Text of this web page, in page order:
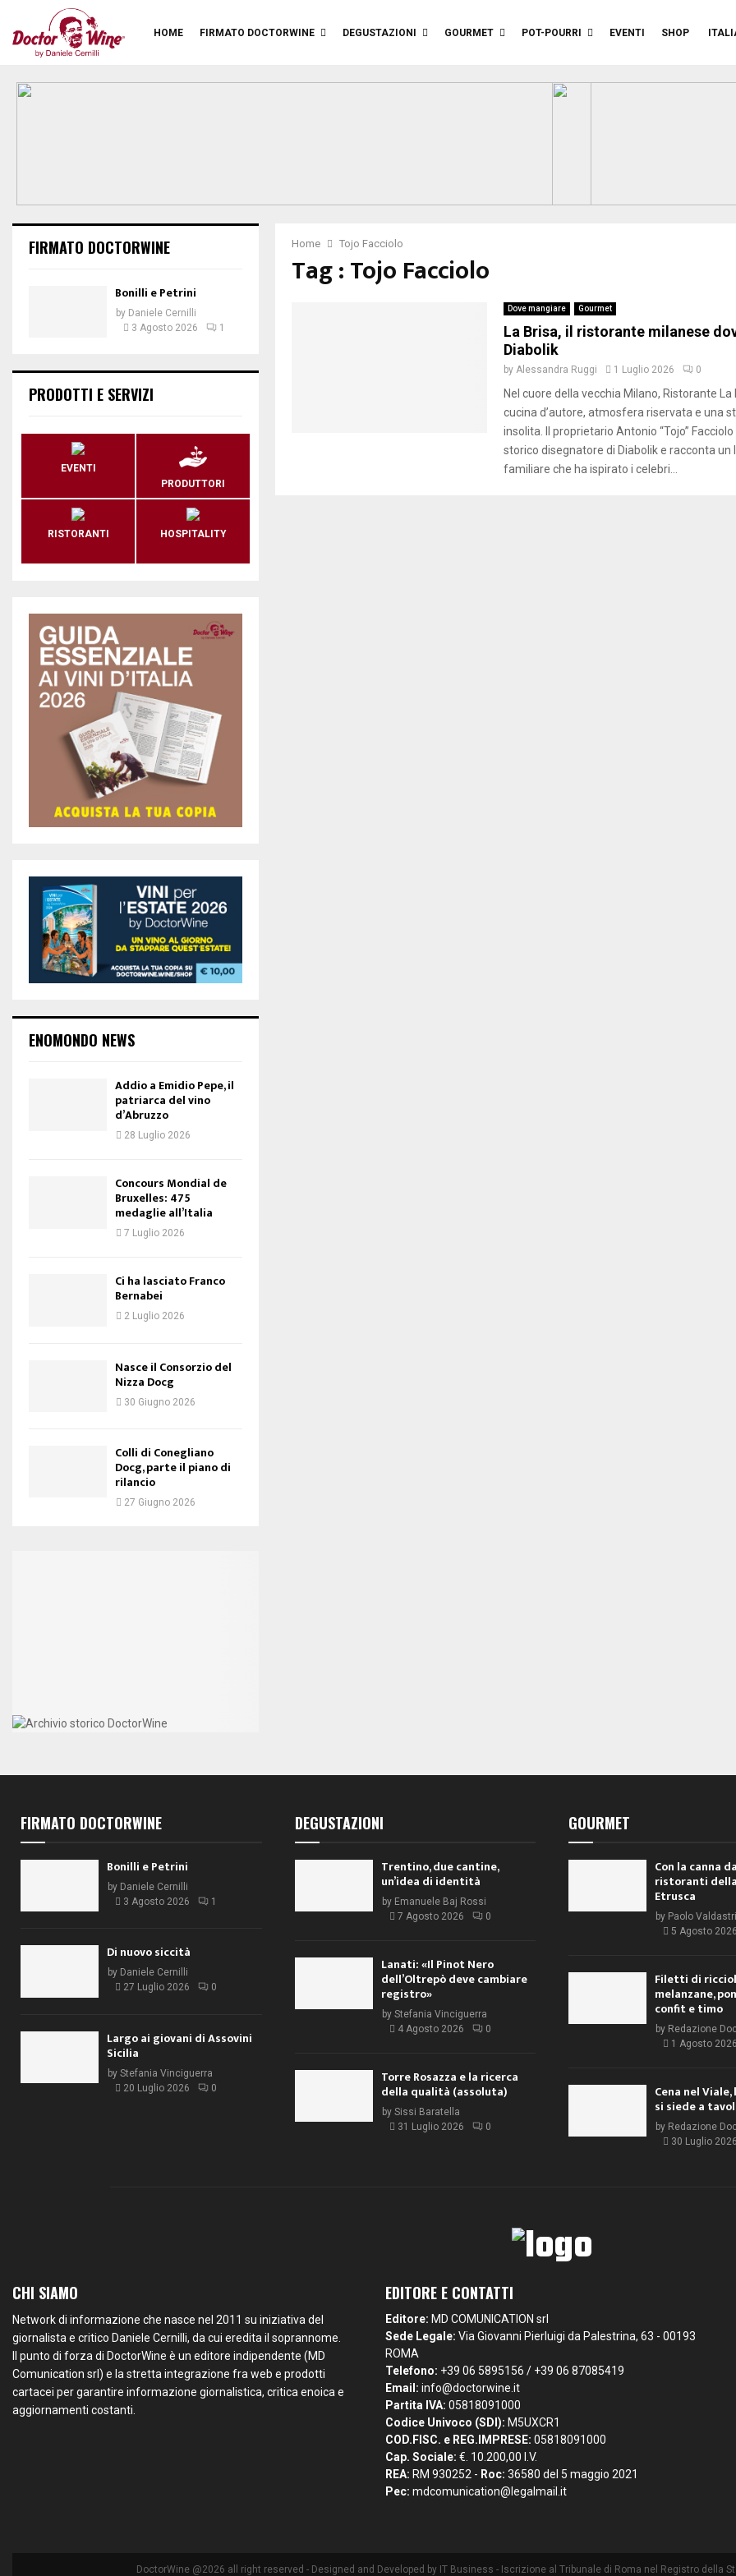
HOME FIRMATO DOCTORWINE DEGUSTAZIONI GOURMET POT-POURRI EVENTI SHOP
Home Tojo Facciolo
Tag : Tojo Facciolo
Dove mangiare Gourmet
La Brisa, il ristorante milanese
Diabolik
by Alessandra Ruggi 1 Luglio 2026 0
Nel cuore della vecchia Milano, Ristorante La
cucina d’autore, atmosfera riservata e una
insolita. Il proprietario Antonio “Tojo”
storico disegnatore di Diabolik e racconta un
familiare che ha ispirato i celebri...
FIRMATO DOCTORWINE
Bonilli e Petrini
by Daniele Cernilli
3 Agosto 2026
1
PRODOTTI E SERVIZI
EVENTI
PRODUTTORI
RISTORANTI HOSPITALITY
ENOMONDO NEWS
Addio a Emidio Pepe, il
patriarca del vino
d’Abruzzo
28 Luglio 2026
Concours Mondial de
Bruxelles: 475
medaglie all’Italia
7 Luglio 2026
Ci ha lasciato Franco
Bernabei
2 Luglio 2026
Nasce il Consorzio del
Nizza Docg
30 Giugno 2026
Colli di Conegliano
Docg, parte il piano di
rilancio
27 Giugno 2026
FIRMATO DOCTORWINE
Bonilli e Petrini
by Daniele Cernilli
3 Agosto 2026
1
Di nuovo siccità
by Daniele Cernilli
27 Luglio 2026
0
Largo ai giovani di Assovini
Sicilia
by Stefania Vinciguerra
20 Luglio 2026
0
DEGUSTAZIONI
Trentino, due cantine,
un’idea di identità
by Emanuele Baj Rossi
7 Agosto 2026
0
Lanati: «Il Pinot Nero
dell’Oltrepò deve cambiare
registro»
by Stefania Vinciguerra
4 Agosto 2026
0
Torre Rosazza e la ricerca
della qualità (assoluta)
by Sissi Baratella
31 Luglio 2026
0
GOURMET
Con la canna
ristoranti
Etrusca
by Paolo Valdastri
5 Agosto
Filetti di
melanzane,
confit e timo
by Redazione
1 Agosto
Cena nel
si siede a
by Redazione
30 Luglio
CHI SIAMO
Network di informazione che nasce nel 2011 su iniziativa del
giornalista e critico Daniele Cernilli, da cui eredita il soprannome.
Il punto di forza di DoctorWine è un editore indipendente (MD
Comunication srl) e la stretta integrazione fra web e prodotti
cartacei per garantire informazione giornalistica, critica enoica e
aggiornamenti costanti.
EDITORE E CONTATTI
Editore: MD COMUNICATION srl
Sede Legale: Via Giovanni Pierluigi da Palestrina, 63 - 00193
ROMA
Telefono: +39 06 5895156 / +39 06 87085419
Email: info@doctorwine.it
Partita IVA: 05818091000
Codice Univoco (SDI): M5UXCR1
COD.FISC. e REG.IMPRESE: 05818091000
Cap. Sociale: €. 10.200,00 I.V.
REA: RM 930252 - Roc: 36580 del 5 maggio 2021
Pec: mdcomunication@legalmail.it
DoctorWine @2026 all right reserved - Designed and Developed by IT Business - Iscrizione al Tribunale di Roma nel Registro della